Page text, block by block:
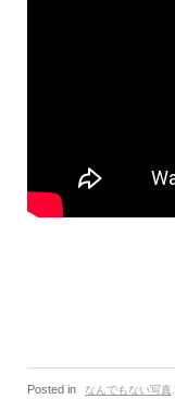
Posted in なんでもない写真